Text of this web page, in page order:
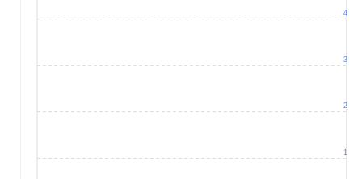
1
2
3
4